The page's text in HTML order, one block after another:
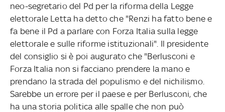
neo-segretario del Pd per la riforma della Legge
elettorale Letta ha detto che "Renzi ha fatto bene e
fa bene il Pd a parlare con Forza Italia sulla legge
elettorale e sulle riforme istituzionali". Il presidente
del consiglio si è poi augurato che "Berlusconi e
Forza Italia non si facciano prendere la mano e
prendano la strada del populismo e del nichilismo.
Sarebbe un errore per il paese e per Berlusconi, che
ha una storia politica alle spalle che non può